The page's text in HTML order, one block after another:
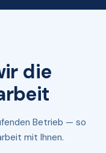
die
Betrieb — so
mit Ihnen.